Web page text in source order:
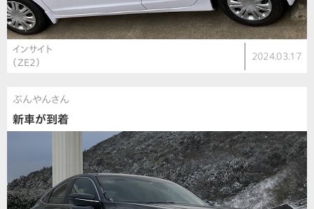
インサイト
（ZE2）
2024.03.17
ぶんやんさん
新車が到着